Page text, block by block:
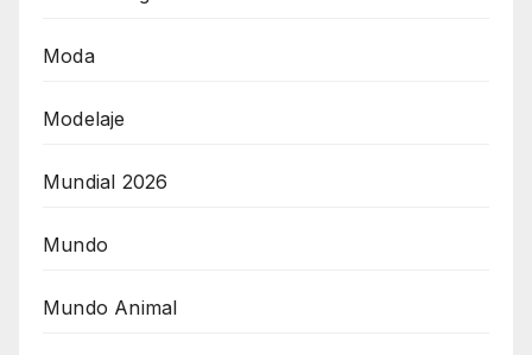
Moda
Modelaje
Mundial 2026
Mundo
Mundo Animal